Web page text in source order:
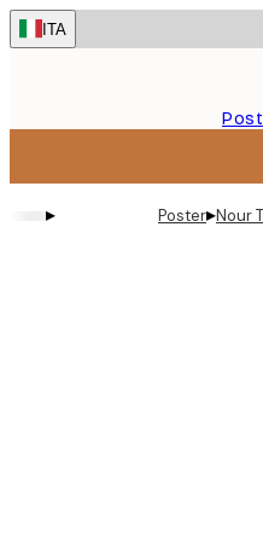
Skip
to
ITA
▸ Poster▸Nour